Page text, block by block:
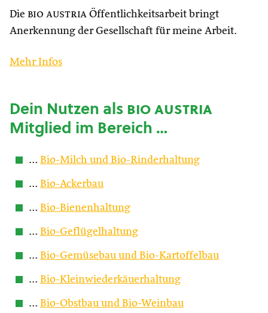
Die bio austria Öffentlichkeitsarbeit bringt
Anerkennung der Gesellschaft für meine Arbeit.
Mehr Infos
Dein Nutzen alsbio austria
Mitglied im Bereich …
… Bio-Milch und Bio-Rinderhaltung
… Bio-Ackerbau
… Bio-Bienenhaltung
… Bio-Geflügelhaltung
… Bio-Gemüsebau und Bio-Kartoffelbau
… Bio-Kleinwiederkäuerhaltung
… Bio-Obstbau und Bio-Weinbau